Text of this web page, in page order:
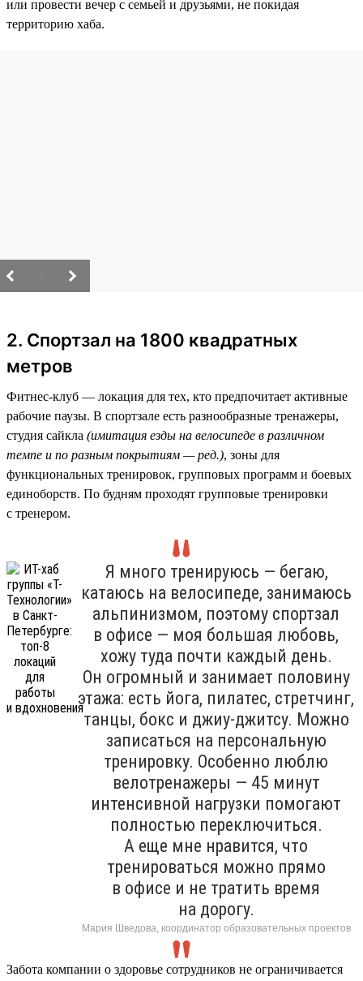
или провести вечер с семьей и друзьями, не покидая
территорию хаба.
2. Спортзал на 1800 квадратных
метров
Фитнес-клуб — локация для тех, кто предпочитает активные
рабочие паузы. В спортзале есть разнообразные тренажеры,
студия сайкла (имитация езды на велосипеде в различном
темпе и по разным покрытиям — ред.), зоны для
функциональных тренировок, групповых программ и боевых
единоборств. По будням проходят групповые тренировки
с тренером.
Я много тренируюсь — бегаю,
катаюсь на велосипеде, занимаюсь
альпинизмом, поэтому спортзал
в офисе — моя большая любовь,
хожу туда почти каждый день.
Он огромный и занимает половину
этажа: есть йога, пилатес, стретчинг,
танцы, бокс и джиу-джитсу. Можно
записаться на персональную
тренировку. Особенно люблю
велотренажеры — 45 минут
интенсивной нагрузки помогают
полностью переключиться.
А еще мне нравится, что
тренироваться можно прямо
в офисе и не тратить время
на дорогу.
Мария Шведова, координатор образовательных проектов
Забота компании о здоровье сотрудников не ограничивается